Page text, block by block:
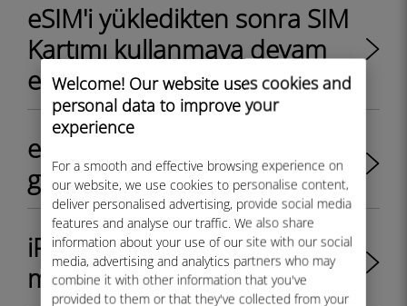
Welcome! Our website uses cookies and
personal data to improve your
experience
For a smooth and effective browsing experience on
our website, we use cookies to personalise content,
deliver personalised advertising, provide social media
features and analyse our traffic. We also share
information about your use of our site with our social
media, advertising and analytics partners who may
combine it with other information that you've
provided to them or that they've collected from your
eSIM'i yükledikten sonra SIM
Kartımı kullanmaya devam
edebilir miyim?
eSIM'den fiziksel SIM'e
geçebilir miyim?
iPhone 11 eSIM'i destekliyor
mu?